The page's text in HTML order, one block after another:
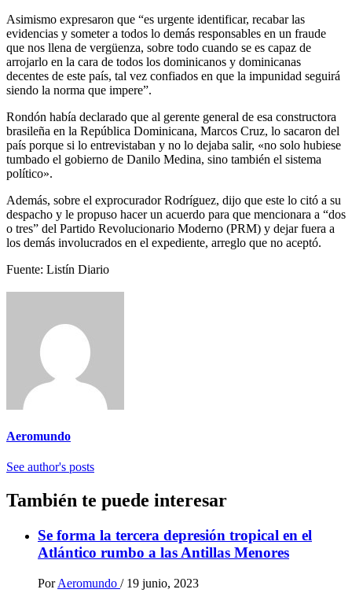
Asimismo expresaron que “es urgente identificar, recabar las
evidencias y someter a todos lo demás responsables en un fraude
que nos llena de vergüenza, sobre todo cuando se es capaz de
arrojarlo en la cara de todos los dominicanos y dominicanas
decentes de este país, tal vez confiados en que la impunidad seguirá
siendo la norma que impere”.
Rondón había declarado que al gerente general de esa constructora
brasileña en la República Dominicana, Marcos Cruz, lo sacaron del
país porque si lo entrevistaban y no lo dejaba salir, «no solo hubiese
tumbado el gobierno de Danilo Medina, sino también el sistema
político».
Además, sobre el exprocurador Rodríguez, dijo que este lo citó a su
despacho y le propuso hacer un acuerdo para que mencionara a “dos
o tres” del Partido Revolucionario Moderno (PRM) y dejar fuera a
los demás involucrados en el expediente, arreglo que no aceptó.
Fuente: Listín Diario
Aeromundo
See author's posts
También te puede interesar
Se forma la tercera depresión tropical en el
Atlántico rumbo a las Antillas Menores
Por Aeromundo / 19 junio, 2023